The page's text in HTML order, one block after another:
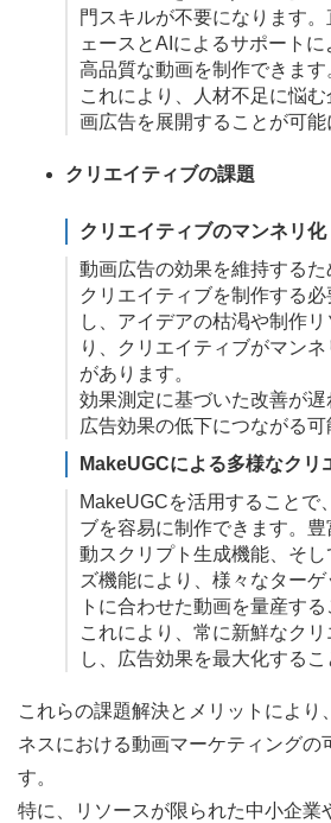
門スキルが不要になります
ェースとAIによるサポート
高品質な動画を制作できます
これにより、人材不足に悩
画広告を展開することが可能
クリエイティブの課題
クリエイティブのマンネリ化
動画広告の効果を維持する
クリエイティブを制作する
し、アイデアの枯渇や制作
り、クリエイティブがマン
があります。
効果測定に基づいた改善が遅
広告効果の低下につながる可
MakeUGCによる多様なクリ
MakeUGCを活用することで
ブを容易に制作できます。
動スクリプト生成機能、そ
ズ機能により、様々なター
トに合わせた動画を量産する
これにより、常に新鮮なク
し、広告効果を最大化するこ
これらの課題解決とメリットにより
ネスにおける動画マーケティングの
す。
特に、リソースが限られた中小企業